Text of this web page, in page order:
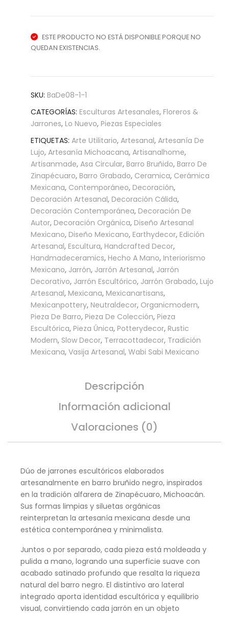
ESTE PRODUCTO NO ESTÁ DISPONIBLE PORQUE NO
QUEDAN EXISTENCIAS.
SKU: BaDe08-1-1
CATEGORÍAS: Esculturas Artesanales, Floreros &
Jarrones, Lo Nuevo, Piezas Especiales
ETIQUETAS: Arte Utilitario, Artesanal, Artesanía De
Lujo, Artesanía Michoacana, Artisanalhome,
Artisanmade, Asa Circular, Barro Bruñido, Barro De
Zinapécuaro, Barro Grabado, Ceramica, Cerámica
Mexicana, Contemporáneo, Decoración,
Decoración Artesanal, Decoración Cálida,
Decoración Contemporánea, Decoración De
Autor, Decoración Orgánica, Diseño Artesanal
Mexicano, Diseño Mexicano, Earthydecor, Edición
Artesanal, Escultura, Handcrafted Decor,
Handmadeceramics, Hecho A Mano, Interiorismo
Mexicano, Jarrón, Jarrón Artesanal, Jarrón
Decorativo, Jarrón Escultórico, Jarrón Grabado, Lujo
Artesanal, Mexicana, Mexicanartisans,
Mexicanpottery, Neutraldecor, Organicmodern,
Pieza De Barro, Pieza De Colección, Pieza
Escultórica, Pieza Única, Potterydecor, Rustic
Modern, Slow Decor, Terracottadecor, Tradición
Mexicana, Vasija Artesanal, Wabi Sabi Mexicano
Descripción
Información adicional
Valoraciones (0)
Dúo de jarrones escultóricos elaborados
artesanalmente en barro bruñido negro, inspirados
en la tradición alfarera de Zinapécuaro, Michoacán.
Sus formas limpias y siluetas orgánicas
reinterpretan la artesanía mexicana desde una
estética contemporánea y minimalista.
Juntos o por separado, cada pieza está moldeada y
pulida a mano, logrando una superficie suave con
acabado satinado profundo que resalta la riqueza
natural del barro negro. El distintivo aro lateral
integrado aporta identidad escultórica y equilibrio
visual, convirtiendo cada jarrón en un objeto